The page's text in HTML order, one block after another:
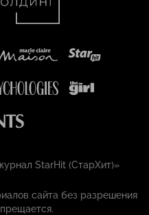
StarHit (СтарХит)»
сайта без разрешения